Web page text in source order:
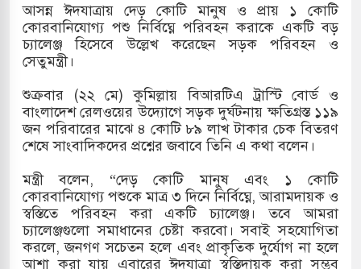
স্মৃতি জাদুঘরের উদ্বোধন প্রধানমন্ত্রীর
ইয়েমেন উপকূলে হামলার শিকার ভারতীয় জাহাজ
পর্যালোচনায় পোশাক রপ্তানিতে দ্বিতীয় স্থানে বাংলাদেশ
একমাত্র আসামি অবসরপ্রাপ্ত সেনাসদস্য জামিনে
আসন্ন ঈদযাত্রায় দেড় কোটি মানুষ ও প্রায় ১ কোটি
কোরবানিযোগ্য পশু নির্বিঘ্নে পরিবহন করাকে একটি বড়
চ্যালেঞ্জ হিসেবে উল্লেখ করেছেন সড়ক পরিবহন ও
সেতুমন্ত্রী।
শুক্রবার (২২ মে) কুমিল্লায় বিআরটিএ ট্রাস্টি বোর্ড ও
বাংলাদেশ রেলওয়ের উদ্যোগে সড়ক দুর্ঘটনায় ক্ষতিগ্রস্ত ১১৯
জন পরিবারের মাঝে ৪ কোটি ৮৯ লাখ টাকার চেক বিতরণ
শেষে সাংবাদিকদের প্রশ্নের জবাবে তিনি এ কথা বলেন।
মন্ত্রী বলেন, “দেড় কোটি মানুষ এবং ১ কোটি
কোরবানিযোগ্য পশুকে মাত্র ৩ দিনে নির্বিঘ্নে, আরামদায়ক ও
স্বস্তিতে পরিবহন করা একটি চ্যালেঞ্জ। তবে আমরা
চ্যালেঞ্জগুলো সমাধানের চেষ্টা করবো। সবাই সহযোগিতা
করলে, জনগণ সচেতন হলে এবং প্রাকৃতিক দুর্যোগ না হলে
আশা করা যায় এবারের ঈদযাত্রা স্বস্তিদায়ক করা সম্ভব